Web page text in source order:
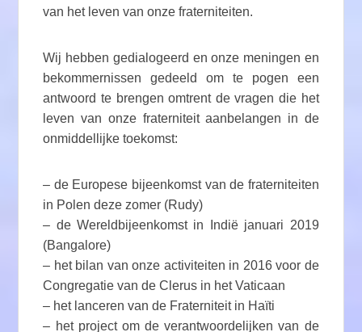
van het leven van onze fraterniteiten.
Wij hebben gedialogeerd en onze meningen en
bekommernissen gedeeld om te pogen een
antwoord te brengen omtrent de vragen die het
leven van onze fraterniteit aanbelangen in de
onmiddellijke toekomst:
– de Europese bijeenkomst van de fraterniteiten
in Polen deze zomer (Rudy)
– de Wereldbijeenkomst in Indië januari 2019
(Bangalore)
– het bilan van onze activiteiten in 2016 voor de
Congregatie van de Clerus in het Vaticaan
– het lanceren van de Fraterniteit in Haïti
– het project om de verantwoordelijken van de